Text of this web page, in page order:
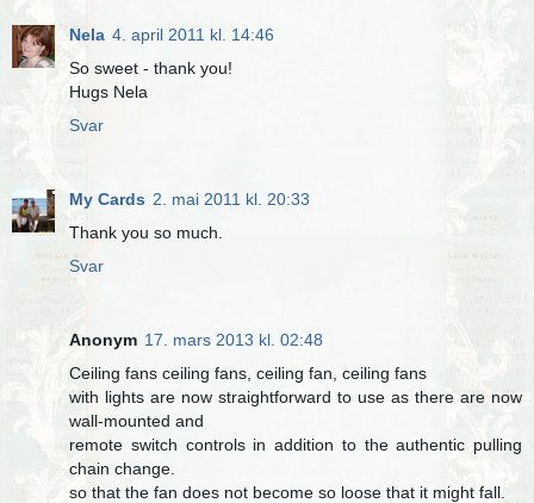
Nela 4. april 2011 kl. 14:46
So sweet - thank you!
Hugs Nela
Svar
My Cards 2. mai 2011 kl. 20:33
Thank you so much.
Svar
Anonym 17. mars 2013 kl. 02:48
Ceiling fans ceiling fans, ceiling fan, ceiling fans
with lights are now straightforward to use as there are now
wall-mounted and
remote switch controls in addition to the authentic pulling
chain change.
so that the fan does not become so loose that it might fall.